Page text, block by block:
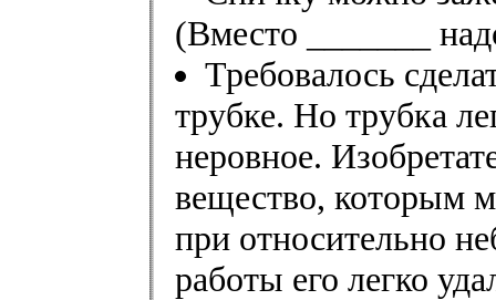
(Вместо _______
Требовалось
трубке. Но трубка
неровное.
вещество, которым
при относительно
работы его легко